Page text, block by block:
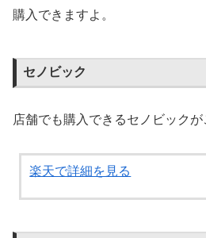
購入できますよ。
セノビック
店舗でも購入できるセノビックが
楽天で詳細を見る